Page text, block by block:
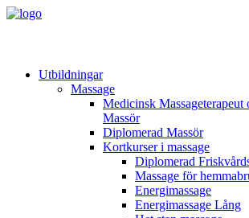
Utbildningar
Massage
Medicinsk Massageterapeut
Massör
Diplomerad Massör
Kortkurser i massage
Diplomerad
Massage för
Energimassage
Energimassage Lång